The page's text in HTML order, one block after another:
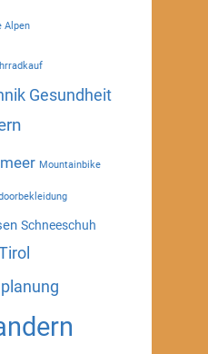
Alpen
Gesundheit
Mountainbike
Schneeschuh